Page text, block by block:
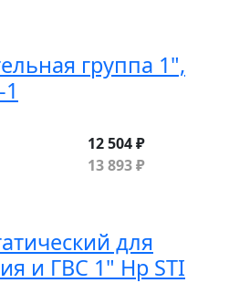
группа 1",
12 504 ₽
13 893 ₽
для
и ГВС 1" Нр STI